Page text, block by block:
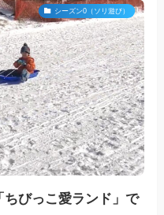
シーズン0（ソリ遊び）
びっこ愛ランド」で